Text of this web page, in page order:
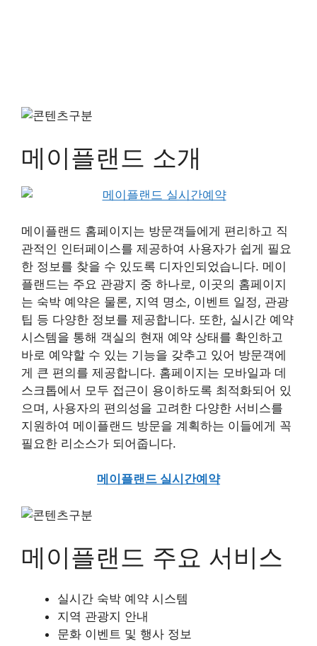
메이플랜드 소개
메이플랜드 홈페이지는 방문객들에게 편리하고 직
관적인 인터페이스를 제공하여 사용자가 쉽게 필요
한 정보를 찾을 수 있도록 디자인되었습니다. 메이
플랜드는 주요 관광지 중 하나로, 이곳의 홈페이지
는 숙박 예약은 물론, 지역 명소, 이벤트 일정, 관광
팁 등 다양한 정보를 제공합니다. 또한, 실시간 예약
시스템을 통해 객실의 현재 예약 상태를 확인하고
바로 예약할 수 있는 기능을 갖추고 있어 방문객에
게 큰 편의를 제공합니다. 홈페이지는 모바일과 데
스크톱에서 모두 접근이 용이하도록 최적화되어 있
으며, 사용자의 편의성을 고려한 다양한 서비스를
지원하여 메이플랜드 방문을 계획하는 이들에게 꼭
필요한 리소스가 되어줍니다.
메이플랜드 실시간예약
메이플랜드 주요 서비스
실시간 숙박 예약 시스템
지역 관광지 안내
문화 이벤트 및 행사 정보